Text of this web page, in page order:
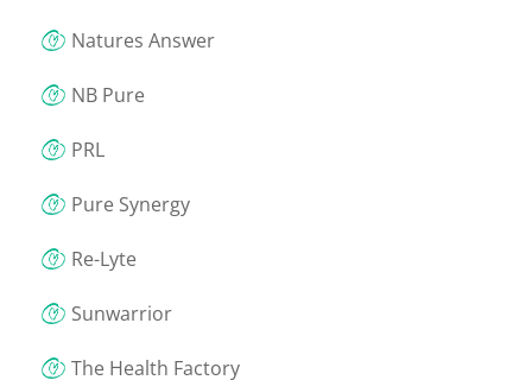
Natures Answer
NB Pure
PRL
Pure Synergy
Re-Lyte
Sunwarrior
The Health Factory